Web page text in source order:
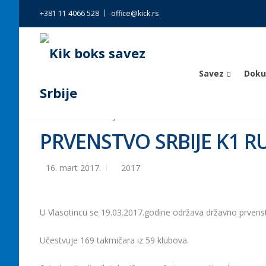
+381 11 4066 528 office@kick.rs
Savez
PRVENSTVO SRBIJE K1
16. mart 2017. 2017
U Vlasotincu se 19.03.2017.godine održava državno
Učestvuje 169 takmičara iz 59 klubova.